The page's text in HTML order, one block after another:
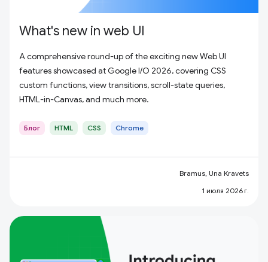
What's new in web UI
A comprehensive round-up of the exciting new Web UI
features showcased at Google I/O 2026, covering CSS
custom functions, view transitions, scroll-state queries,
HTML-in-Canvas, and much more.
Блог HTML CSS Chrome
Bramus, Una Kravets
1 июля 2026 г.